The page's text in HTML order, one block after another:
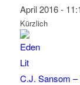
April 2016 -
Kürzlich
C.J. Sansom –